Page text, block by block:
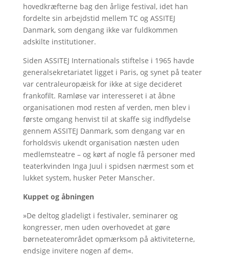
hovedkræfterne bag den årlige festival, idet han
fordelte sin arbejdstid mellem TC og ASSITEJ
Danmark, som dengang ikke var fuldkommen
adskilte institutioner.
Siden ASSITEJ Internationals stiftelse i 1965 havde
generalsekretariatet ligget i Paris, og synet på teater
var centraleuropæisk for ikke at sige decideret
frankofilt. Ramløse var interesseret i at åbne
organisationen mod resten af verden, men blev i
første omgang henvist til at skaffe sig indflydelse
gennem ASSITEJ Danmark, som dengang var en
forholdsvis ukendt organisation næsten uden
medlemsteatre – og kørt af nogle få personer med
teaterkvinden Inga Juul i spidsen nærmest som et
lukket system, husker Peter Manscher.
Kuppet og åbningen
»De deltog gladeligt i festivaler, seminarer og
kongresser, men uden overhovedet at gøre
børneteaterområdet opmærksom på aktiviteterne,
endsige invitere nogen af dem«.